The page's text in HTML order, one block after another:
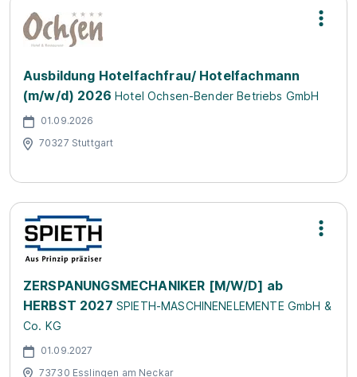
Ausbildung Hotelfachfrau/ Hotelfachmann
(m/w/d) 2026 Hotel Ochsen-Bender Betriebs GmbH
01.09.2026
70327 Stuttgart
ZERSPANUNGSMECHANIKER [M/W/D] ab
HERBST 2027 SPIETH-MASCHINENELEMENTE GmbH &
Co. KG
01.09.2027
73730 Esslingen am Neckar